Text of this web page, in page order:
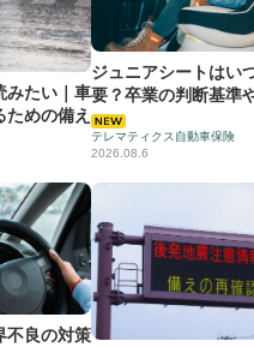
みたい｜車
めの備え
ジュニアシートはい
要？卒業の判断基準
についても解説
テレマティクス自動車保険
2026.08.6
不良の対策